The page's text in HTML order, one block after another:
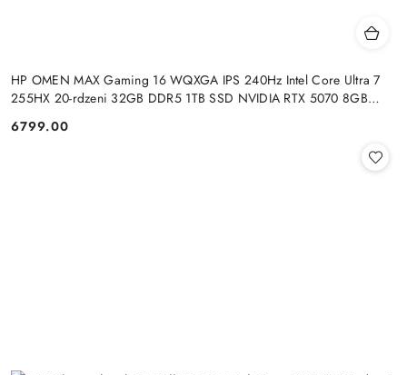
HP OMEN MAX Gaming 16 WQXGA IPS 240Hz Intel Core Ultra 7
255HX 20-rdzeni 32GB DDR5 1TB SSD NVIDIA RTX 5070 8GB
Cena:
6799.00